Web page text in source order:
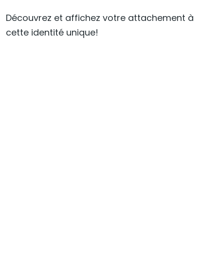
Découvrez et affichez votre attachement à
cette identité unique!